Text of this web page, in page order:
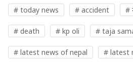
# today news # accident #
# death # kp oli # taja
# latest news of nepal # latest